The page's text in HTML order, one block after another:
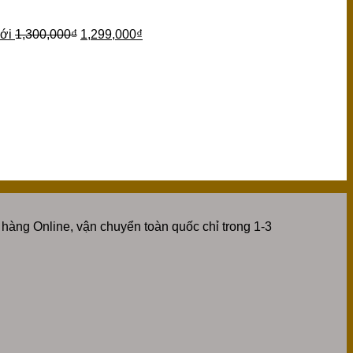
1,300,000₫ 1,299,000₫
Online, vận chuyển toàn quốc chỉ trong 1-3